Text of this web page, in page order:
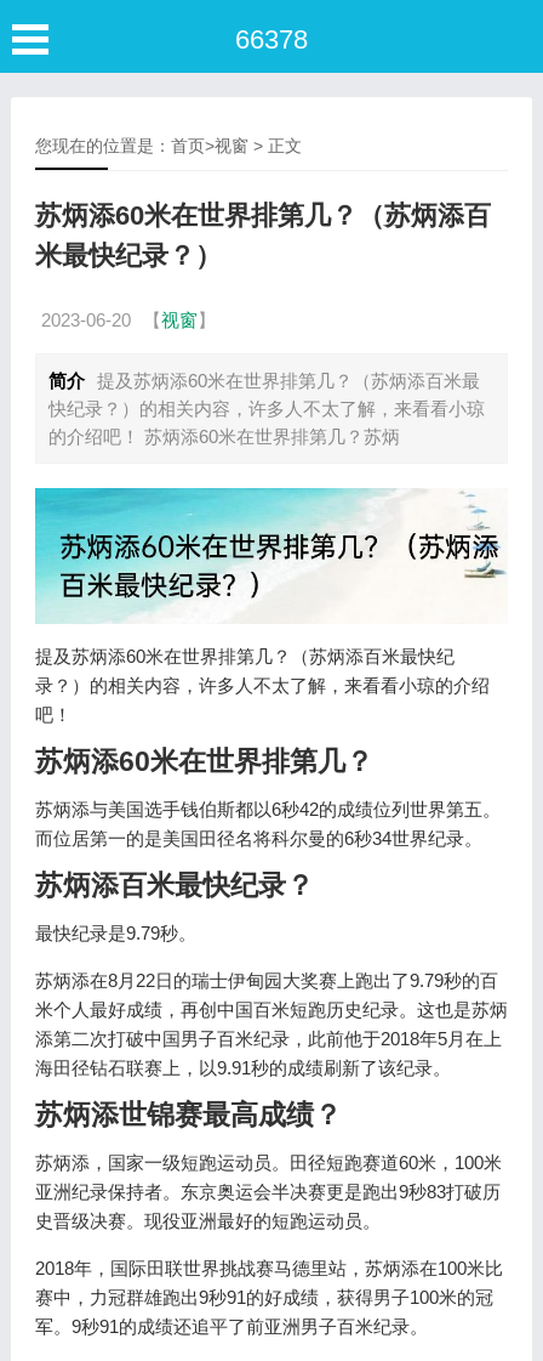
66378
您现在的位置是： 首页>视窗 > 正文
苏炳添60米在世界排第几？（苏炳添百
米最快纪录？）
2023-06-20 【视窗】
简介 提及苏炳添60米在世界排第几？（苏炳添百米最
快纪录？）的相关内容，许多人不太了解，来看看小琼
的介绍吧！ 苏炳添60米在世界排第几？苏炳
提及苏炳添60米在世界排第几？（苏炳添百米最快纪
录？）的相关内容，许多人不太了解，来看看小琼的介绍
吧！
苏炳添60米在世界排第几？
苏炳添与美国选手钱伯斯都以6秒42的成绩位列世界第五。
而位居第一的是美国田径名将科尔曼的6秒34世界纪录。
苏炳添百米最快纪录？
最快纪录是9.79秒。
苏炳添在8月22日的瑞士伊甸园大奖赛上跑出了9.79秒的百
米个人最好成绩，再创中国百米短跑历史纪录。这也是苏炳
添第二次打破中国男子百米纪录，此前他于2018年5月在上
海田径钻石联赛上，以9.91秒的成绩刷新了该纪录。
苏炳添世锦赛最高成绩？
苏炳添，国家一级短跑运动员。田径短跑赛道60米，100米
亚洲纪录保持者。东京奥运会半决赛更是跑出9秒83打破历
史晋级决赛。现役亚洲最好的短跑运动员。
2018年，国际田联世界挑战赛马德里站，苏炳添在100米比
赛中，力冠群雄跑出9秒91的好成绩，获得男子100米的冠
军。9秒91的成绩还追平了前亚洲男子百米纪录。